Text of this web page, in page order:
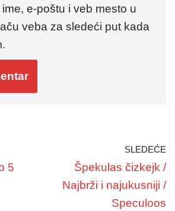
e-poštu i veb mesto u
veba za sledeći put kada
5
SLEDEĆE
Špekulas čizkejk /
Najbrži i najukusniji /
Speculoos